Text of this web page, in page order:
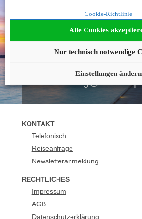
Cookie-Richtlinie
Alle Cookies
Nur technisch notwendige
Einstellungen ändern
Noch nicht
Wir beraten Sie
KONTAKT
Telefonisch
Reiseanfrage
Newsletteranmeldung
RECHTLICHES
Impressum
AGB
Datenschutzerklärung